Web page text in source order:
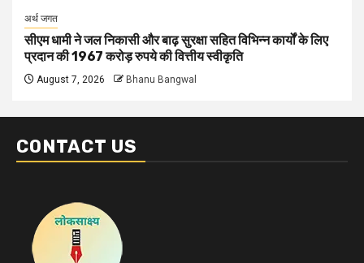
अर्थ जगत
सीएम धामी ने जल निकासी और बाढ़ सुरक्षा सहित विभिन्न कार्यों के लिए
प्रदान की 1967 करोड़ रुपये की वित्तीय स्वीकृति
August 7, 2026 Bhanu Bangwal
CONTACT US